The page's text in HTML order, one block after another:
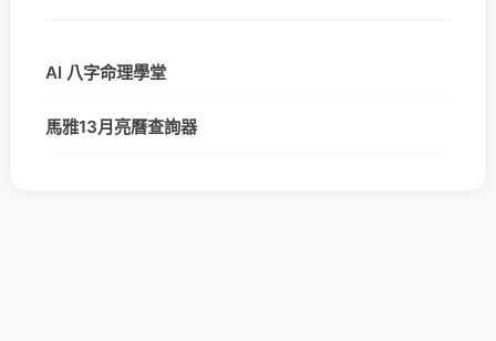
AI 八字命理學堂
馬雅13月亮曆查詢器